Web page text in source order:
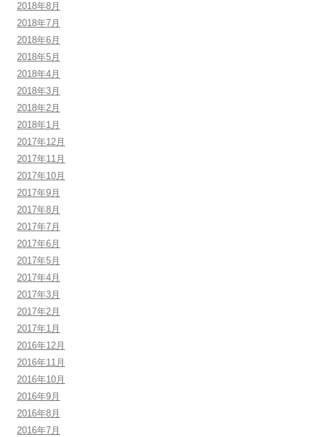
2018年8月
2018年7月
2018年6月
2018年5月
2018年4月
2018年3月
2018年2月
2018年1月
2017年12月
2017年11月
2017年10月
2017年9月
2017年8月
2017年7月
2017年6月
2017年5月
2017年4月
2017年3月
2017年2月
2017年1月
2016年12月
2016年11月
2016年10月
2016年9月
2016年8月
2016年7月